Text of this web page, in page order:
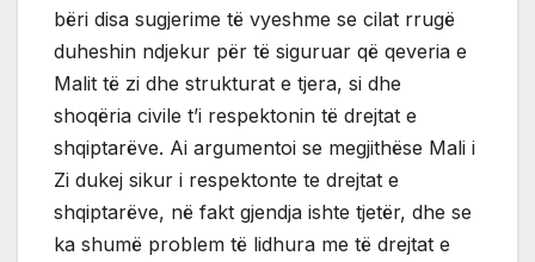
bëri disa sugjerime të vyeshme se cilat rrugë
duheshin ndjekur për të siguruar që qeveria e
Malit të zi dhe strukturat e tjera, si dhe
shoqëria civile t’i respektonin të drejtat e
shqiptarëve. Ai argumentoi se megjithëse Mali i
Zi dukej sikur i respektonte te drejtat e
shqiptarëve, në fakt gjendja ishte tjetër, dhe se
ka shumë problem të lidhura me të drejtat e